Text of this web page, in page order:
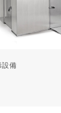
設備